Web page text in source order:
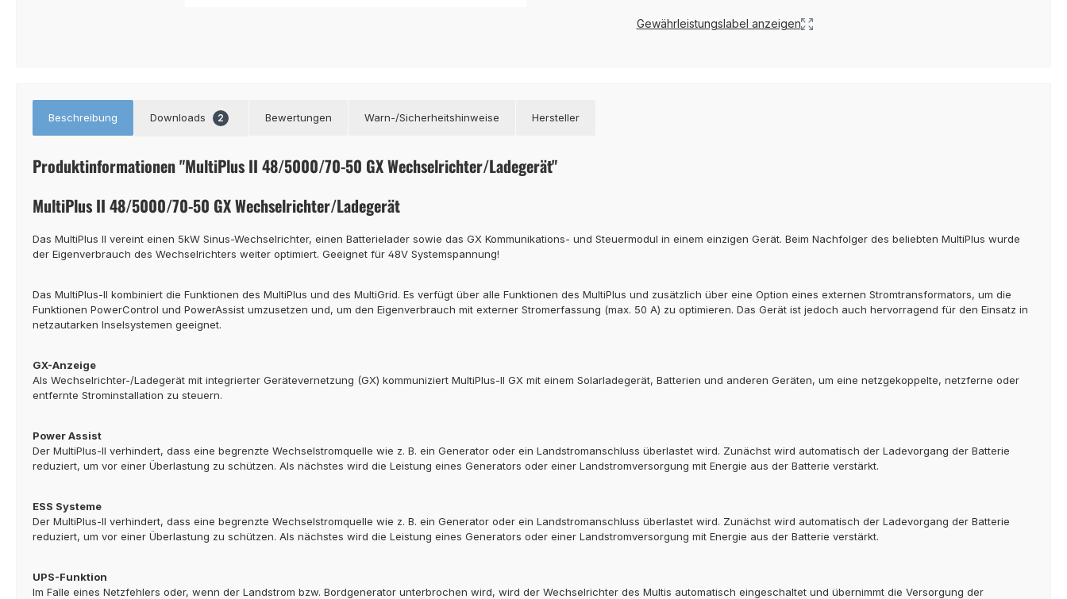
Gewährleistungslabel anzeigen
Beschreibung Downloads 2 Bewertungen Warn-/Sicherheitshinweise Hersteller
Produktinformationen "MultiPlus II 48/5000/70-50 GX Wechselrichter/Ladegerät"
MultiPlus II 48/5000/70-50 GX Wechselrichter/Ladegerät
Das MultiPlus II vereint einen 5kW Sinus-Wechselrichter, einen Batterielader sowie das GX Kommunikations- und Steuermodul in einem einzigen Gerät. Beim Nachfolger des beliebten MultiPlus wurde
der Eigenverbrauch des Wechselrichters weiter optimiert. Geeignet für 48V Systemspannung!
Das MultiPlus-II kombiniert die Funktionen des MultiPlus und des MultiGrid. Es verfügt über alle Funktionen des MultiPlus und zusätzlich über eine Option eines externen Stromtransformators, um die
Funktionen PowerControl und PowerAssist umzusetzen und, um den Eigenverbrauch mit externer Stromerfassung (max. 50 A) zu optimieren. Das Gerät ist jedoch auch hervorragend für den Einsatz in
netzautarken Inselsystemen geeignet.
GX-Anzeige
Als Wechselrichter-/Ladegerät mit integrierter Gerätevernetzung (GX) kommuniziert MultiPlus-II GX mit einem Solarladegerät, Batterien und anderen Geräten, um eine netzgekoppelte, netzferne oder
entfernte Strominstallation zu steuern.
Power Assist
Der MultiPlus-II verhindert, dass eine begrenzte Wechselstromquelle wie z. B. ein Generator oder ein Landstromanschluss überlastet wird. Zunächst wird automatisch der Ladevorgang der Batterie
reduziert, um vor einer Überlastung zu schützen. Als nächstes wird die Leistung eines Generators oder einer Landstromversorgung mit Energie aus der Batterie verstärkt.
ESS Systeme
Der MultiPlus-II verhindert, dass eine begrenzte Wechselstromquelle wie z. B. ein Generator oder ein Landstromanschluss überlastet wird. Zunächst wird automatisch der Ladevorgang der Batterie
reduziert, um vor einer Überlastung zu schützen. Als nächstes wird die Leistung eines Generators oder einer Landstromversorgung mit Energie aus der Batterie verstärkt.
UPS-Funktion
Im Falle eines Netzfehlers oder, wenn der Landstrom bzw. Bordgenerator unterbrochen wird, wird der Wechselrichter des Multis automatisch eingeschaltet und übernimmt die Versorgung der